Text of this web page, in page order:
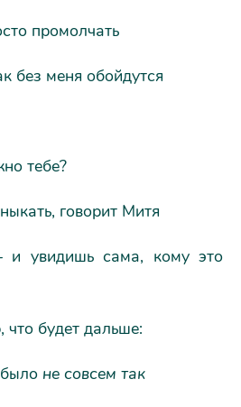
промолчать
без меня обойдутся
тебе?
говорит Митя
и увидишь сама, кому это
что будет дальше:
не совсем так